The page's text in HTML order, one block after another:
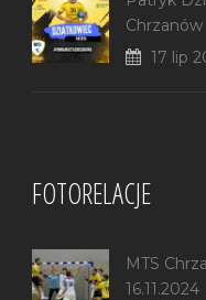
Chrzanów
17 lip
FOTORELACJE
MTS
16.11.2024